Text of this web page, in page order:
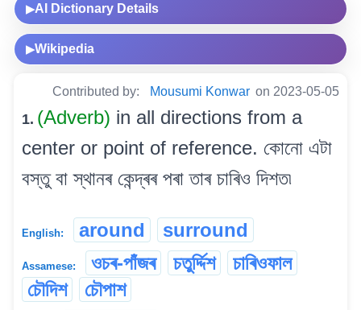
▶AI Dictionary Details
▶Wikipedia
Contributed by: Mousumi Konwar on 2023-05-05
1. (Adverb) in all directions from a
center or point of reference. কোনো এটা
বস্তু বা স্থানৰ কেন্দ্ৰৰ পৰা তাৰ চাৰিও দিশত৷
English: around surround
Assamese: ওচৰ-পাঁজৰ চতুৰ্দ্দিশ
চাৰিওফাল
চৌদিশ
চৌপাশ